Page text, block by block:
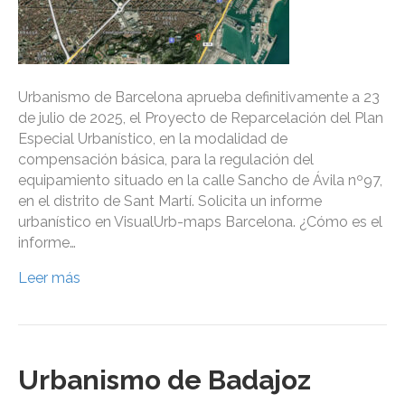
Urbanismo de Barcelona aprueba definitivamente a 23
de julio de 2025, el Proyecto de Reparcelación del Plan
Especial Urbanístico, en la modalidad de
compensación básica, para la regulación del
equipamiento situado en la calle Sancho de Ávila nº97,
en el distrito de Sant Martí. Solicita un informe
urbanístico en VisualUrb-maps Barcelona. ¿Cómo es el
informe…
Leer más
Urbanismo de Badajoz